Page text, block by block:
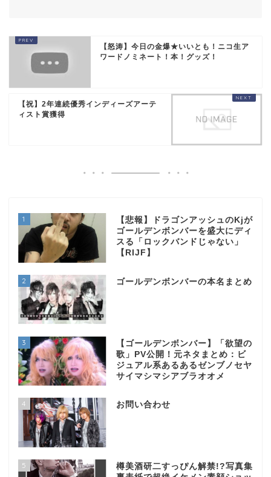
【怒涛】今日の金爆★いいとも！ニコ生ア
ワードノミネート！本！グッズ！
【祝】2年連続優秀インディーズアーテ
ィスト賞獲得
1
【悲報】ドラゴンアッシュのKjが
ゴールデンボンバーを盛大にディ
スる「ロックバンドじゃない」
【RIJF】
2 ゴールデンボンバーの本名まとめ
3
【ゴールデンボンバー】「欲望の
歌」PV公開！元ネタまとめ：ビ
ジュアル系あるあるゼンブノセヤ
サイマシマシアブラオオメ
4 お問い合わせ
5
樽美酒研二すっぴん解禁!?写真集